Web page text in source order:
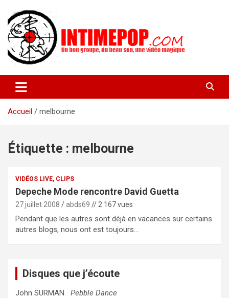
contenu
intimepop.com
actuelles pop rock, post-rock, indé sur Lyon. rock pop concert
lyon
Accueil
melbourne
Étiquette : melbourne
VIDÉOS LIVE, CLIPS
Depeche Mode rencontre David Guetta
27 juillet 2008 abds69 // 2 167 vues
Pendant que les autres sont déjà en vacances sur certains
autres blogs, nous ont est toujours…
Disques que j’écoute
John SURMAN Pebble Dance